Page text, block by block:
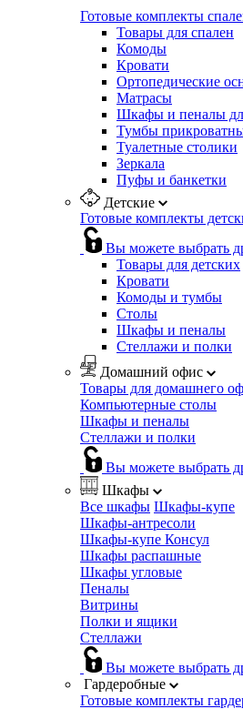
Готовые комплекты
Товары для спален
Комоды
Кровати
Ортопедические
Матрасы
Шкафы и пеналы
Тумбы
Туалетные столики
Зеркала
Пуфы и банкетки
Детские
Готовые комплекты
Вы можете выбрать
Товары для детских
Кровати
Комоды и тумбы
Столы
Шкафы и пеналы
Стеллажи и полки
Домашний офис
Товары для домашнего
Компьютерные столы
Шкафы и пеналы
Стеллажи и полки
Вы можете выбрать
Шкафы
Все шкафы Шкафы-купе
Шкафы-антресоли
Шкафы-купе Консул
Шкафы распашные
Шкафы угловые
Пеналы
Витрины
Полки и ящики
Стеллажи
Вы можете выбрать
Гардеробные
Готовые комплекты